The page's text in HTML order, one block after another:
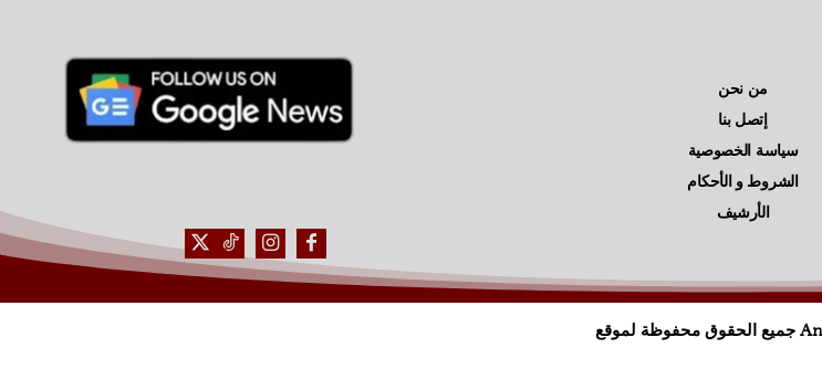
من نحن
إتصل بنا
سياسة الخصوصية
الشروط و الأحكام
الأرشيف